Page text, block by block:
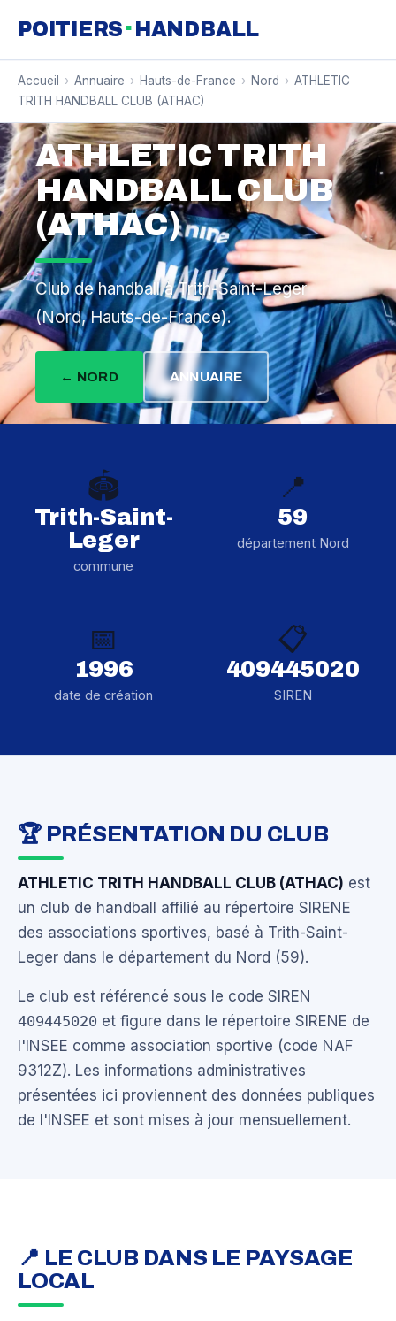
POITIERS · HANDBALL
Accueil › Annuaire › Hauts-de-France › Nord › ATHLETIC
TRITH HANDBALL CLUB (ATHAC)
ATHLETIC TRITH
HANDBALL CLUB
(ATHAC)
Club de handball à Trith-Saint-Leger
(Nord, Hauts-de-France).
← NORD ANNUAIRE
🏟️
Trith-Saint-
Leger
commune
📍
59
département Nord
📅
1996
date de création
📋
409445020
SIREN
🏆 PRÉSENTATION DU CLUB
ATHLETIC TRITH HANDBALL CLUB (ATHAC) est
un club de handball affilié au répertoire SIRENE
des associations sportives, basé à Trith-Saint-
Leger dans le département du Nord (59).
Le club est référencé sous le code SIREN
409445020 et figure dans le répertoire SIRENE de
l'INSEE comme association sportive (code NAF
9312Z). Les informations administratives
présentées ici proviennent des données publiques
de l'INSEE et sont mises à jour mensuellement.
📍 LE CLUB DANS LE PAYSAGE
LOCAL